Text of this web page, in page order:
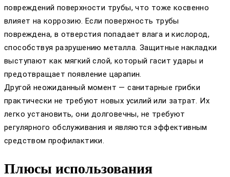
повреждений поверхности трубы, что тоже косвенно
влияет на коррозию. Если поверхность трубы
повреждена, в отверстия попадает влага и кислород,
способствуя разрушению металла. Защитные накладки
выступают как мягкий слой, который гасит удары и
предотвращает появление царапин.
Другой неожиданный момент — санитарные грибки
практически не требуют новых усилий или затрат. Их
легко установить, они долговечны, не требуют
регулярного обслуживания и являются эффективным
средством профилактики.
Плюсы использования